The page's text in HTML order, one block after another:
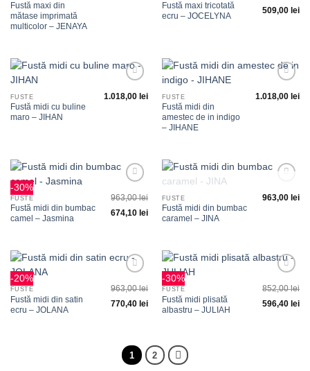
Fustă maxi din
mătase imprimată
multicolor – JENAYA
Fustă maxi tricotată
ecru – JOCELYNA
509,00 lei
la
FUSTE
Fustă midi cu buline
maro – JIHAN
1.018,00 lei
la
FUSTE
Fustă midi din
amestec de in indigo
– JIHANE
1.018,00 lei
-30%
la
FUSTE
Fustă midi din bumbac
camel – Jasmina
963,00lei
674,10 lei
la
STOC EPUIZAT
FUSTE
Fustă midi din bumbac
caramel – JINA
963,00 lei
-20%
la
FUSTE
Fustă midi din satin
ecru – JOLANA
963,00lei
770,40 lei
-30%
la
FUSTE
Fustă midi plisată
albastru – JULIAH
852,00lei
596,40 lei
1 2